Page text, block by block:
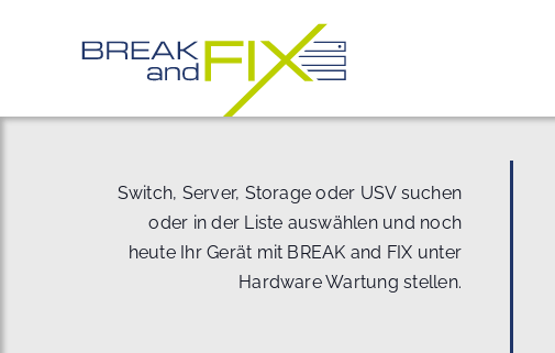
Switch, Server, Storage oder USV suchen
oder in der Liste auswählen und noch
heute Ihr Gerät mit BREAK and FIX unter
Hardware Wartung stellen.